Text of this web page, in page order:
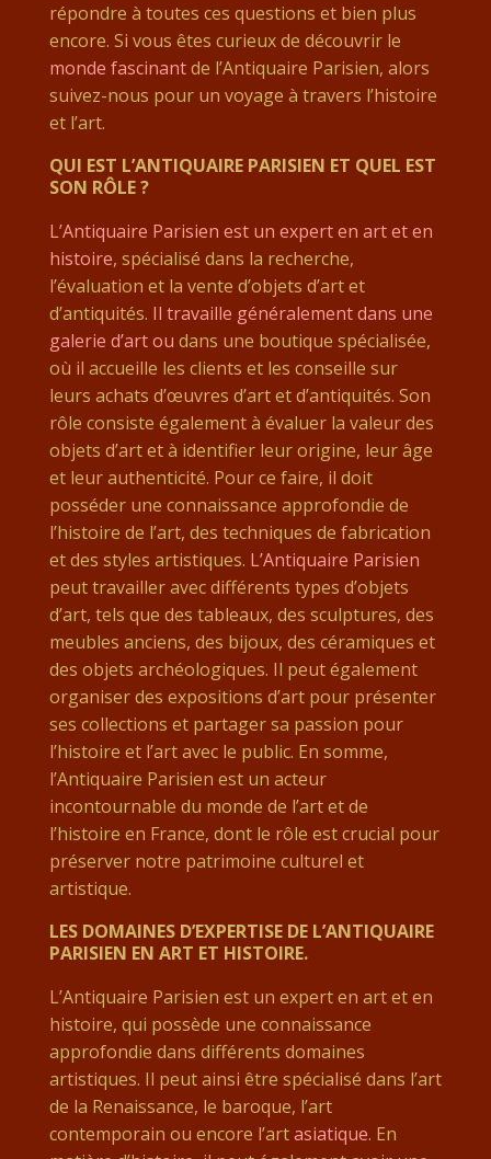
répondre à toutes ces questions et bien plus
encore. Si vous êtes curieux de découvrir le
monde fascinantde l’Antiquaire Parisien, alors
suivez-nous pour un voyage à travers l’histoire
et l’art.
QUI EST L’ANTIQUAIRE PARISIEN ET QUEL EST
SON RÔLE ?
L’Antiquaire Parisien est un expert en art et en
histoire, spécialisé dans la recherche,
l’évaluation et la vente d’objets d’art et
d’antiquités. Il travaille généralement dans une
galerie d’art ou dans une boutique spécialisée,
où il accueille les clients et les conseille sur
leurs achats d’œuvres d’art et d’antiquités. Son
rôle consiste également à évaluer la valeur des
objets d’art et à identifier leur origine, leur âge
et leur authenticité. Pour ce faire, il doit
posséder une connaissance approfondie de
l’histoire de l’art, des techniques de fabrication
et des styles artistiques. L’Antiquaire Parisien
peut travailler avec différents types d’objets
d’art, tels que des tableaux, des sculptures, des
meubles anciens, des bijoux, des céramiques et
des objets archéologiques. Il peut également
organiser des expositions d’art pour présenter
ses collections et partager sa passion pour
l’histoire et l’art avec le public. En somme,
l’Antiquaire Parisien est un acteur
incontournable du monde de l’art et de
l’histoire en France, dont le rôle est crucial pour
préserver notre patrimoine culturel et
artistique.
LES DOMAINES D’EXPERTISE DE L’ANTIQUAIRE
PARISIEN EN ART ET HISTOIRE.
L’Antiquaire Parisien est un expert en art et en
histoire, qui possède une connaissance
approfondie dans différents domaines
artistiques. Il peut ainsi être spécialisé dans l’art
de la Renaissance, le baroque, l’art
contemporain ou encore l’artasiatique. En